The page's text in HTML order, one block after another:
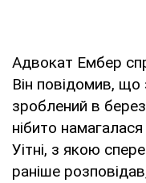
Адвокат Ембер
Він повідомив, що
зроблений в
нібито
Уітні, з якою
раніше